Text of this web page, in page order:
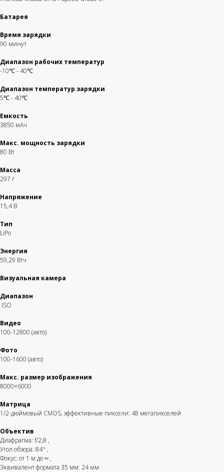
Батарея
Время зарядки
90 минут
Диапазон рабочих температур
-10℃ - 40℃
Диапазон температур зарядки
5℃ - 40℃
Емкость
3850 мАч
Макс. мощность зарядки
80 Вт
Масса
297 г
Напряжение
15,4 В
Тип
LiPo
Энергия
59,29 Втч
Визуальная камера
Диапазон
ISO
Видео
100-12800 (авто)
Фото
100-1600 (авто)
Макс. размер изображения
8000×6000
Матрица
1/2-дюймовый CMOS, эффективные пиксели: 48 мегапикселей
Объектив
Диафрагма: f/2,8 ,
Угол обзора: 84° ,
Фокус: от 1 м до ∞ ,
Эквивалент формата 35 мм: 24 мм